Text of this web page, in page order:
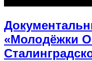
«Молодёжки